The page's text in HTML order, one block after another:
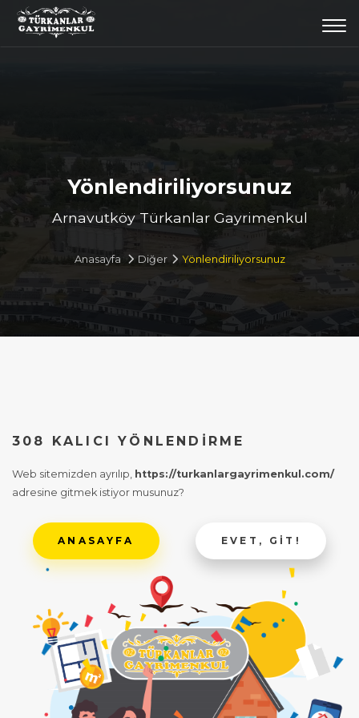
Yönlendiriliyorsunuz
Arnavutköy Türkanlar Gayrimenkul
Anasayfa Diğer Yönlendiriliyorsunuz
308 KALICI YÖNLENDIRME
Web sitemizden ayrılıp, https://turkanlargayrimenkul.com/
adresine gitmek istiyor musunuz?
ANASAYFA EVET, GIT!